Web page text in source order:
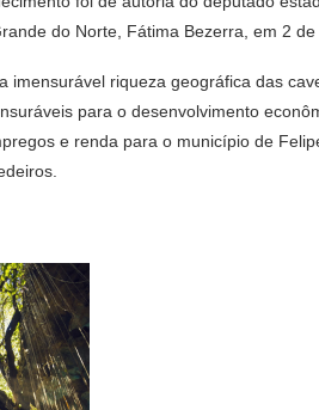
do Norte, Fátima Bezerra, em 2 de
imensurável riqueza geográfica das
para o desenvolvimento
e renda para o município de